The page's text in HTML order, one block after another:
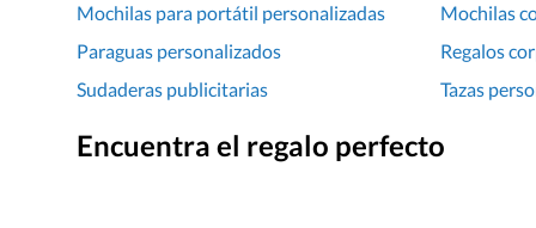
Mochilas para portátil personalizadas
Mochilas
Paraguas personalizados
Regalos
Sudaderas publicitarias
Tazas
Encuentra el regalo perfecto